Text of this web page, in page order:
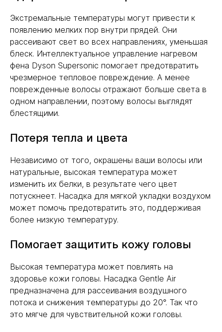
Экстремальные температуры могут привести к
появлению мелких пор внутри прядей. Они
рассеивают свет во всех направлениях, уменьшая
блеск. Интеллектуальное управление нагревом
фена Dyson Supersonic помогает предотвратить
чрезмерное тепловое повреждение. А менее
поврежденные волосы отражают больше света в
одном направлении, поэтому волосы выглядят
блестящими.
Потеря тепла и цвета
Независимо от того, окрашены ваши волосы или
натуральные, высокая температура может
изменить их белки, в результате чего цвет
потускнеет. Насадка для мягкой укладки воздухом
может помочь предотвратить это, поддерживая
более низкую температуру.
Помогает защитить кожу головы
Высокая температура может повлиять на
здоровье кожи головы. Насадка Gentle Air
предназначена для рассеивания воздушного
потока и снижения температуры до 20°. Так что
это мягче для чувствительной кожи головы.